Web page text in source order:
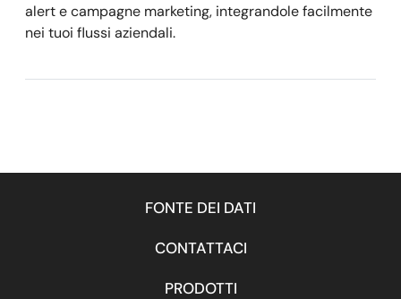
alert e campagne marketing, integrandole facilmente
nei tuoi flussi aziendali.
FONTE DEI DATI
CONTATTACI
PRODOTTI